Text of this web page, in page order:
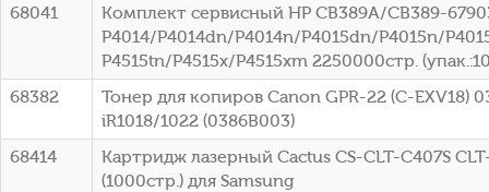
68041
Комплект сервисный HP CB389A/CB389-
P4014/P4014dn/P4014n/P4015dn/P4015n/
P4515tn/P4515x/P4515xm 2250000стр.
68382
Тонер для копиров Canon GPR-22 (C-EXV18)
iR1018/1022 (0386B003)
68414
Картридж лазерный Cactus CS-CLT-C407S
(1000стр.) для Samsung